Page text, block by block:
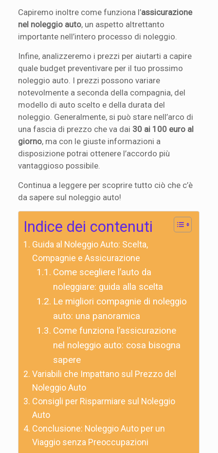
Capiremo inoltre come funziona l’assicurazione
nel noleggio auto, un aspetto altrettanto
importante nell’intero processo di noleggio.
Infine, analizzeremo i prezzi per aiutarti a capire
quale budget preventivare per il tuo prossimo
noleggio auto. I prezzi possono variare
notevolmente a seconda della compagnia, del
modello di auto scelto e della durata del
noleggio. Generalmente, si può stare nell’arco di
una fascia di prezzo che va dai 30 ai 100 euro al
giorno, ma con le giuste informazioni a
disposizione potrai ottenere l’accordo più
vantaggioso possibile.
Continua a leggere per scoprire tutto ciò che c’è
da sapere sul noleggio auto!
Indice dei contenuti
Guida al Noleggio Auto: Scelta,
Compagnie e Assicurazione
Come scegliere l’auto da
noleggiare: guida alla scelta
Le migliori compagnie di noleggio
auto: una panoramica
Come funziona l’assicurazione
nel noleggio auto: cosa bisogna
sapere
Variabili che Impattano sul Prezzo del
Noleggio Auto
Consigli per Risparmiare sul Noleggio
Auto
Conclusione: Noleggio Auto per un
Viaggio senza Preoccupazioni